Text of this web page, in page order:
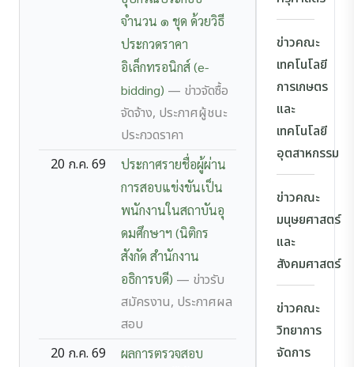
จำนวน ๑ ชุด ด้วยวิธี
ประกวดราคา
อิเล็กทรอนิกส์ (e-
bidding) — ข่าวจัดซื้อ
จัดจ้าง, ประกาศผู้ชนะ
ประกวดราคา
20 ก.ค. 69
ประกาศรายชื่อผู้ผ่าน
การสอบแข่งขันเป็น
พนักงานในสถาบันอุ
ดมศึกษาฯ (นิติกร
สังกัด สำนักงาน
อธิการบดี) — ข่าวรับ
สมัครงาน, ประกาศผล
สอบ
20 ก.ค. 69
ผลการตรวจสอบ
ข่าวคณะ
เทคโนโลยี
การเกษตร
และ
เทคโนโลยี
อุตสาหกรรม
ข่าวคณะ
มนุษยศาสตร์
และ
สังคมศาสตร์
ข่าวคณะ
วิทยาการ
จัดการ